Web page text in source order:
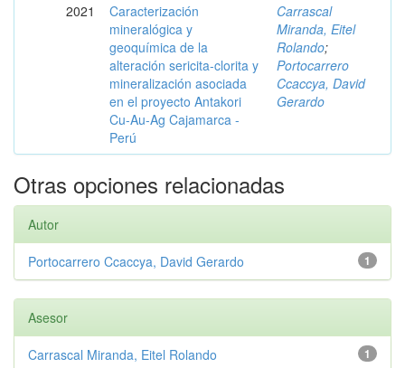
2021
Caracterización
mineralógica y
geoquímica de la
alteración sericita-clorita y
mineralización asociada
en el proyecto Antakori
Cu-Au-Ag Cajamarca -
Perú
Carrascal
Miranda, Eitel
Rolando;
Portocarrero
Ccaccya, David
Gerardo
Otras opciones relacionadas
Autor
1
Portocarrero Ccaccya, David Gerardo
Asesor
1
Carrascal Miranda, Eitel Rolando